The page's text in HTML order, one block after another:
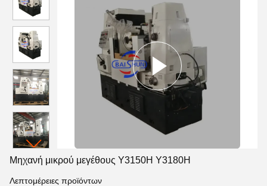
Μηχανή μικρού μεγέθους Y3150H Y3180H
Λεπτομέρειες προϊόντων